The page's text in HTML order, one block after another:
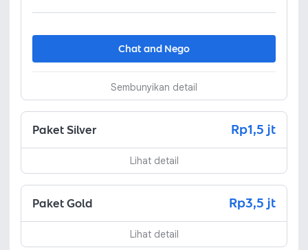
Chat and Nego
Sembunyikan detail
Paket Silver Rp1,5 jt
Lihat detail
Paket Gold Rp3,5 jt
Lihat detail